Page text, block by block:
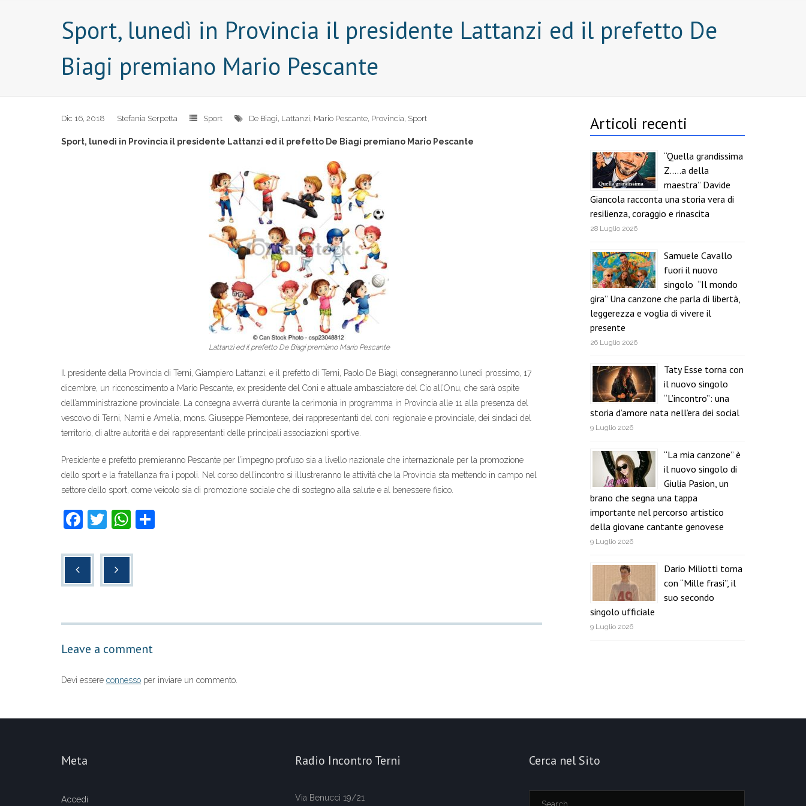
Sport, lunedì in Provincia il presidente Lattanzi ed il prefetto De
Biagi premiano Mario Pescante
Dic 16, 2018 Stefania Serpetta Sport De Biagi, Lattanzi, Mario Pescante, Provincia, Sport
Sport, lunedì in Provincia il presidente Lattanzi ed il prefetto De Biagi premiano Mario Pescante
Lattanzi ed il prefetto De Biagi premiano Mario Pescante
Il presidente della Provincia di Terni, Giampiero Lattanzi, e il prefetto di Terni, Paolo De Biagi, consegneranno lunedì prossimo, 17
dicembre, un riconoscimento a Mario Pescante, ex presidente del Coni e attuale ambasciatore del Cio all’Onu, che sarà ospite
dell’amministrazione provinciale. La consegna avverrà durante la cerimonia in programma in Provincia alle 11 alla presenza del
vescovo di Terni, Narni e Amelia, mons. Giuseppe Piemontese, dei rappresentanti del coni regionale e provinciale, dei sindaci del
territorio, di altre autorità e dei rappresentanti delle principali associazioni sportive.
Presidente e prefetto premieranno Pescante per l’impegno profuso sia a livello nazionale che internazionale per la promozione
dello sport e la fratellanza fra i popoli. Nel corso dell’incontro si illustreranno le attività che la Provincia sta mettendo in campo nel
settore dello sport, come veicolo sia di promozione sociale che di sostegno alla salute e al benessere fisico.
F
c
k
T
tt
er
W
at
Leave a comment
Devi essere connesso per inviare un commento.
Articoli recenti
“Quella grandissima
Z…..a della
maestra” Davide
Giancola racconta una storia vera di
resilienza, coraggio e rinascita
28 Luglio 2026
Samuele Cavallo
fuori il nuovo
singolo “Il mondo
gira” Una canzone che parla di libertà,
leggerezza e voglia di vivere il
presente
26 Luglio 2026
Taty Esse torna con
il nuovo singolo
“L’incontro”: una
storia d’amore nata nell’era dei social
9 Luglio 2026
“La mia canzone” è
il nuovo singolo di
Giulia Pasion, un
brano che segna una tappa
importante nel percorso artistico
della giovane cantante genovese
9 Luglio 2026
Dario Miliotti torna
con “Mille frasi”, il
suo secondo
singolo ufficiale
9 Luglio 2026
Meta
Accedi
Radio Incontro Terni
Via Benucci 19/21
Cerca nel Sito